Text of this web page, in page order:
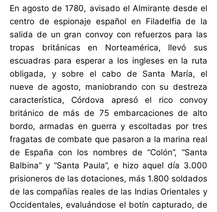
En agosto de 1780, avisado el Almirante desde el
centro de espionaje español en Filadelfia de la
salida de un gran convoy con refuerzos para las
tropas británicas en Norteamérica, llevó sus
escuadras para esperar a los ingleses en la ruta
obligada, y sobre el cabo de Santa María, el
nueve de agosto, maniobrando con su destreza
característica, Córdova apresó el rico convoy
británico de más de 75 embarcaciones de alto
bordo, armadas en guerra y escoltadas por tres
fragatas de combate que pasaron a la marina real
de España con los nombres de “Colón”, “Santa
Balbina” y “Santa Paula”, e hizo aquel día 3.000
prisioneros de las dotaciones, más 1.800 soldados
de las compañías reales de las Indias Orientales y
Occidentales, evaluándose el botín capturado, de